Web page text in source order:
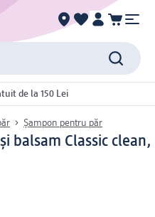
de la 150 Lei
Șampon pentru păr
balsam Classic clean,